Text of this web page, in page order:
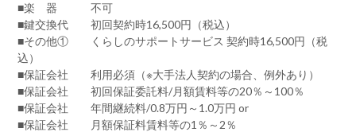
■楽 器 不可
■鍵交換代 初回契約時16,500円（税込）
■その他① くらしのサポートサービス 契約時16,500円（税
込）
■保証会社 利用必須（※大手法人契約の場合、例外あり）
■保証会社 初回保証委託料/月額賃料等の20％～100％
■保証会社 年間継続料/0.8万円～1.0万円 or
■保証会社 月額保証料賃料等の1％～2％